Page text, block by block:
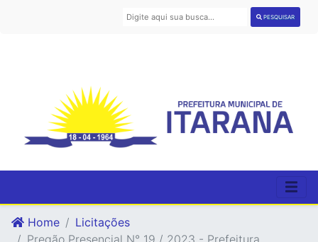
PESQUISAR
Home
Licitações
Pregão Presencial N° 19 / 2023 - Prefeitura